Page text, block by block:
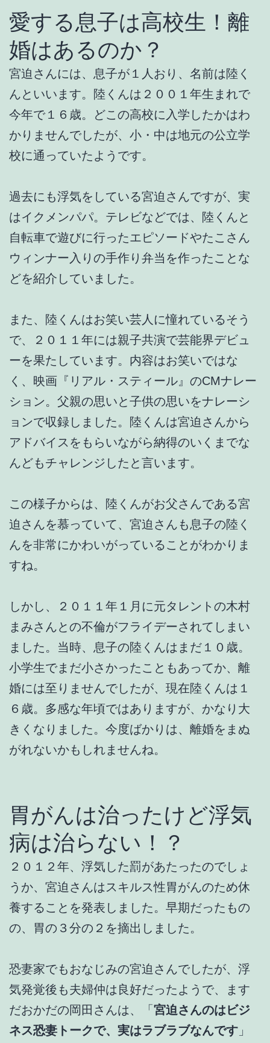
愛する息子は高校生！離
婚はあるのか？
宮迫さんには、息子が１人おり、名前は陸く
んといいます。陸くんは２００１年生まれで
今年で１６歳。どこの高校に入学したかはわ
かりませんでしたが、小・中は地元の公立学
校に通っていたようです。
過去にも浮気をしている宮迫さんですが、実
はイクメンパパ。テレビなどでは、陸くんと
自転車で遊びに行ったエピソードやたこさん
ウィンナー入りの手作り弁当を作ったことな
どを紹介していました。
また、陸くんはお笑い芸人に憧れているそう
で、２０１１年には親子共演で芸能界デビュ
ーを果たしています。内容はお笑いではな
く、映画『リアル・スティール』のCMナレー
ション。父親の思いと子供の思いをナレーシ
ョンで収録しました。陸くんは宮迫さんから
アドバイスをもらいながら納得のいくまでな
んどもチャレンジしたと言います。
この様子からは、陸くんがお父さんである宮
迫さんを慕っていて、宮迫さんも息子の陸く
んを非常にかわいがっていることがわかりま
すね。
しかし、２０１１年１月に元タレントの木村
まみさんとの不倫がフライデーされてしまい
ました。当時、息子の陸くんはまだ１０歳。
小学生でまだ小さかったこともあってか、離
婚には至りませんでしたが、現在陸くんは１
６歳。多感な年頃ではありますが、かなり大
きくなりました。今度ばかりは、離婚をまぬ
がれないかもしれませんね。
胃がんは治ったけど浮気
病は治らない！？
２０１２年、浮気した罰があたったのでしょ
うか、宮迫さんはスキルス性胃がんのため休
養することを発表しました。早期だったもの
の、胃の３分の２を摘出しました。
恐妻家でもおなじみの宮迫さんでしたが、浮
気発覚後も夫婦仲は良好だったようで、ます
だおかだの岡田さんは、「宮迫さんのはビジ
ネス恐妻トークで、実はラブラブなんです 」